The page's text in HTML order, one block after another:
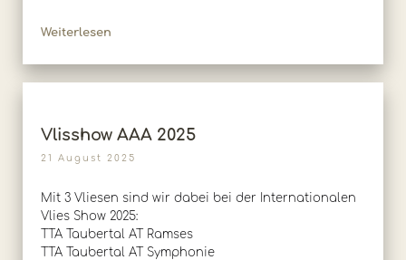
Weiterlesen
Vlisshow AAA 2025
21 August 2025
Mit 3 Vliesen sind wir dabei bei der Internationalen
Vlies Show 2025:
TTA Taubertal AT Ramses
TTA Taubertal AT Symphonie